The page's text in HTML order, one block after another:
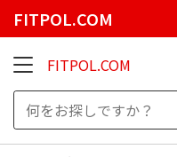
FITPOL.COM
FITPOL.COM